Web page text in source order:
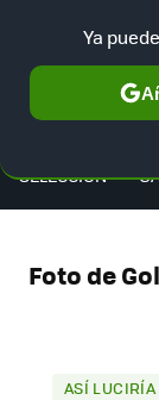
SELECCIÓN
Foto de
ASÍ
Ya